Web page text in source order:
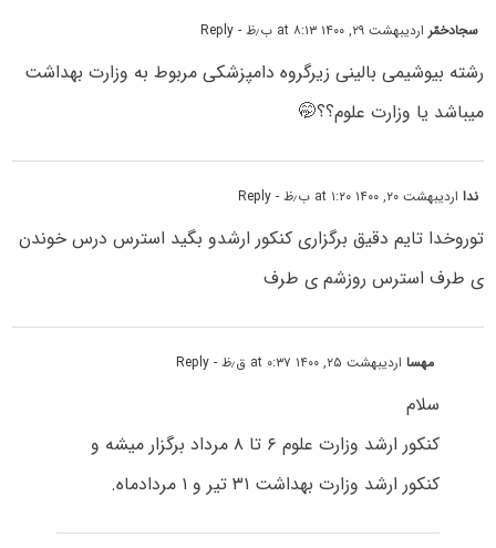
سجادخمّراردیبهشت ۲۹, ۱۴۰۰ at ۸:۱۳ ب٫ظ - Reply
رشته بیوشیمی بالینی زیرگروه دامپزشکی مربوط به وزارت بهداشت
میباشد یا وزارت علوم؟؟🤭
ندااردیبهشت ۲۰, ۱۴۰۰ at ۱:۲۰ ب٫ظ - Reply
توروخدا تایم دقیق برگزاری کنکور ارشدو بگید استرس درس خوندن
ی طرف استرس روزشم ی طرف
مهسااردیبهشت ۲۵, ۱۴۰۰ at ۰:۳۷ ق٫ظ - Reply
سلام
کنکور ارشد وزارت علوم ۶ تا ۸ مرداد برگزار میشه و
کنکور ارشد وزارت بهداشت ۳۱ تیر و ۱ مردادماه.